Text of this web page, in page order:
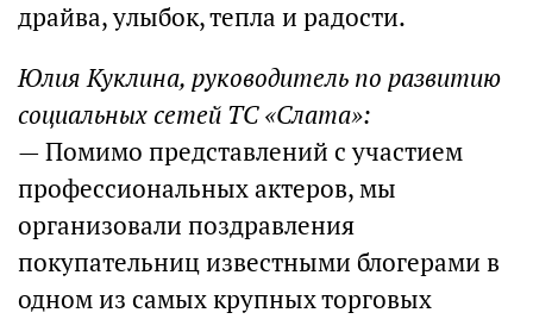
драйва, улыбок, тепла и радости.
Юлия Куклина, руководитель по развитию
социальных сетей ТС «Слата»:
— Помимо представлений с участием
профессиональных актеров, мы
организовали поздравления
покупательниц известными блогерами в
одном из самых крупных торговых